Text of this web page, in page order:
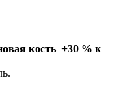
кость +30 % к